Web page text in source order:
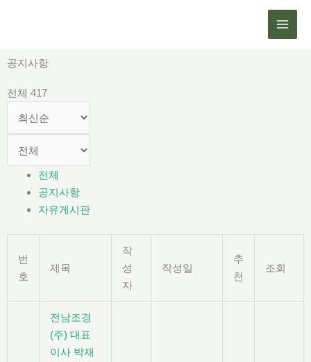
로
너
공지사항
전체 417
전체
공지사항
자유게시판
번
호
제목
작
성
자
작성일
추
천
조회
전남조경
(주) 대표
이사 박재